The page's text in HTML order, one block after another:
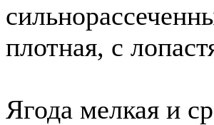
плотная, с
Ягода мелкая и